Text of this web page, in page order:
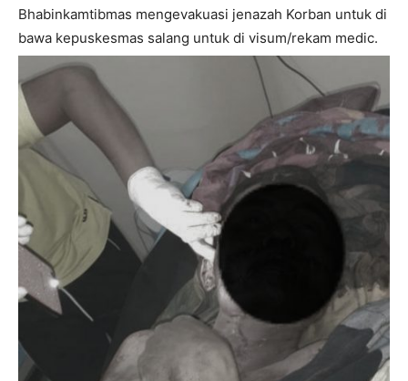
Bhabinkamtibmas mengevakuasi jenazah Korban untuk di
bawa kepuskesmas salang untuk di visum/rekam medic.